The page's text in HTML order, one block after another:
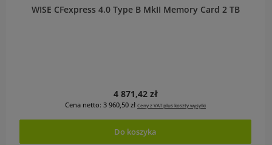
WISE CFexpress 4.0 Type B MkII Memory Card 2 TB
Cena regularna:
4 871,42 zł
Cena netto: 3 960,50 zł Ceny z VAT plus koszty wysyłki
Do koszyka